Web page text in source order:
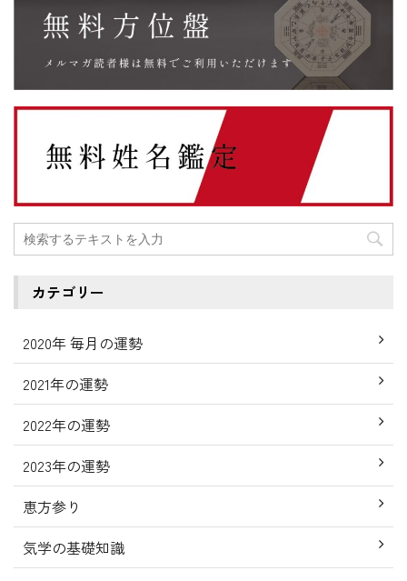
カテゴリー
2020年 毎月の運勢
2021年の運勢
2022年の運勢
2023年の運勢
恵方参り
気学の基礎知識